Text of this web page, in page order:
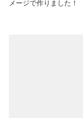
メージで作りました！